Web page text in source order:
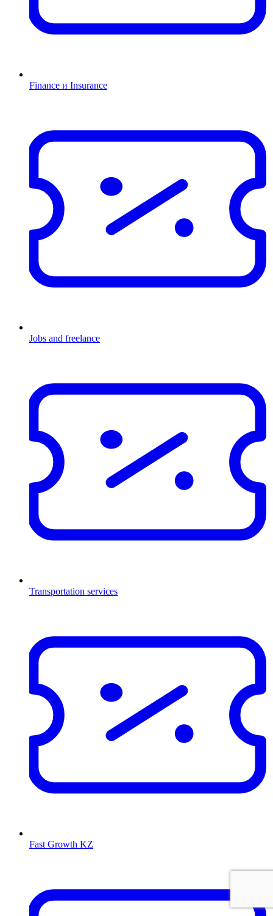
Finance и Insurance
Jobs and freelance
Transportation services
Fast Growth KZ